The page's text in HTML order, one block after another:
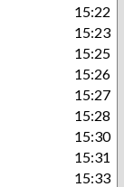
15:22
15:23
15:25
15:26
15:27
15:28
15:30
15:31
15:33